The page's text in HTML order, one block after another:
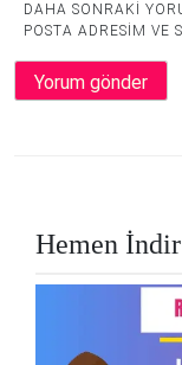
DAHA SONRAKI
POSTA ADRESIM VE
Hemen İndir